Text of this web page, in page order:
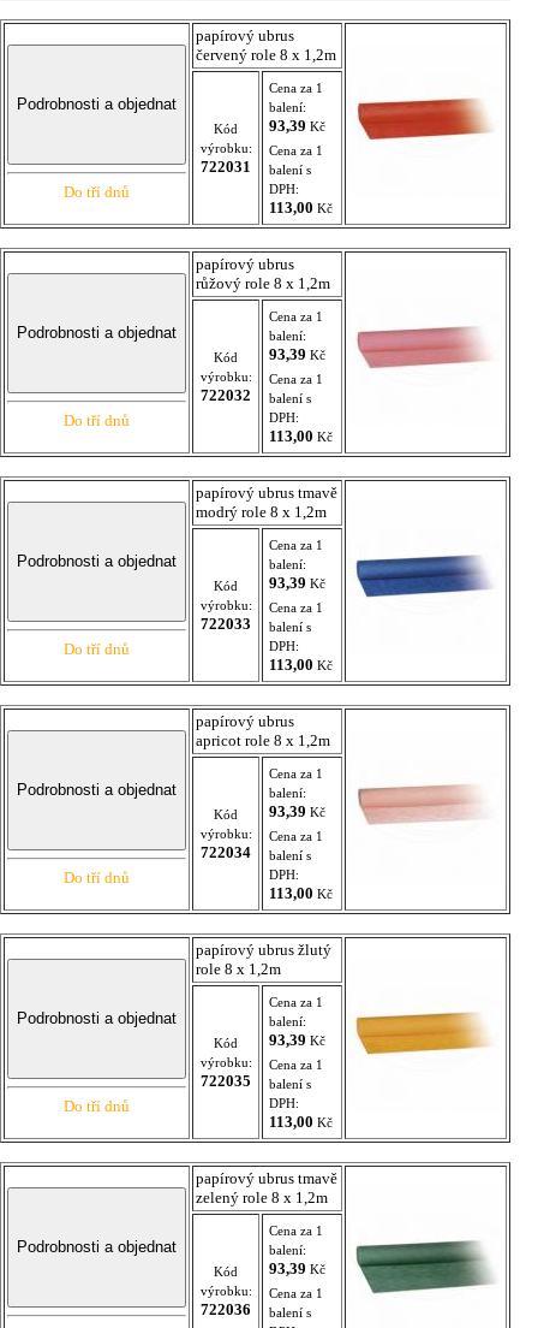
Do tří dnů
papírový ubrus
červený role 8 x 1,2m
Kód
výrobku:
722031
Cena za 1
balení:
93,39 Kč
Cena za 1
balení s
DPH:
113,00 Kč
Do tří dnů
papírový ubrus
růžový role 8 x 1,2m
Kód
výrobku:
722032
Cena za 1
balení:
93,39 Kč
Cena za 1
balení s
DPH:
113,00 Kč
Do tří dnů
papírový ubrus tmavě
modrý role 8 x 1,2m
Kód
výrobku:
722033
Cena za 1
balení:
93,39 Kč
Cena za 1
balení s
DPH:
113,00 Kč
Do tří dnů
papírový ubrus
apricot role 8 x 1,2m
Kód
výrobku:
722034
Cena za 1
balení:
93,39 Kč
Cena za 1
balení s
DPH:
113,00 Kč
Do tří dnů
papírový ubrus žlutý
role 8 x 1,2m
Kód
výrobku:
722035
Cena za 1
balení:
93,39 Kč
Cena za 1
balení s
DPH:
113,00 Kč
papírový ubrus tmavě
zelený role 8 x 1,2m
Kód
výrobku:
722036
Cena za 1
balení:
93,39 Kč
Cena za 1
balení s